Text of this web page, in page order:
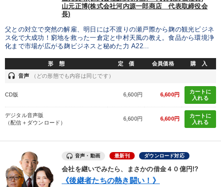
山元正博(株式会社河内源一郎商店 代表取締役会
長)
父との対立で突然の解雇、明日には不渡りの瀬戸際から麹の観光ビジネ
ス化で大成功！窮地を救った一倉定と中村天風の教え。食品から環境浄
化まで市場が広がる麹ビジネスと秘めた力 A22...
形 態 定 価 会員価格 購 入
headset 音声 （どの形態でも内容は同じです）
CD版 6,600円 6,600円
カートに
入れる
デジタル音声版
（配信＋ダウンロード）
6,600円 6,600円
カートに
入れる
音声・動画 最新刊 ダウンロード対応
会社を継いでみたら、まさかの借金４０億円!?
《後継者たちの熱き闘い！》